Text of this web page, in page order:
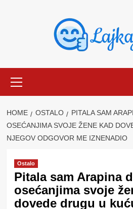
Menu
HOME OSTALO
PITALA SAM
OSEĆANJIMA SVOJE ŽENE KAD
NJEGOV ODGOVOR ME IZNENADIO
Ostalo
Pitala sam Arapina
osećanjima svoje
dovede drugu u